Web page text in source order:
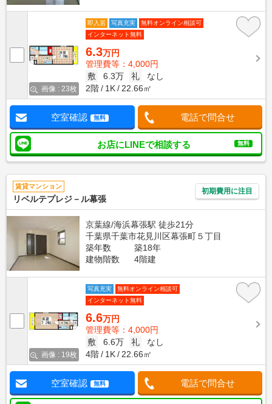
画像 : 23枚
即入居 写真充実
無料オンライン相談可
インターネット無料
6.3万円
管理費等：4,000円
敷
6.3万 礼
なし
2階
1K 22.66㎡
空室確認 無料 電話で問合せ
お店にLINEで相談する 無料
賃貸マンション
リベルテプレジ－ル幕張
初期費用に注目
京葉線/海浜幕張駅 徒歩21分
千葉県千葉市花見川区幕張町５丁目
築年数
築18年
建物階数
4階建
画像 : 19枚
写真充実
無料オンライン相談可
インターネット無料
6.6万円
管理費等：4,000円
敷
6.6万 礼
なし
4階
1K 22.66㎡
空室確認 無料 電話で問合せ